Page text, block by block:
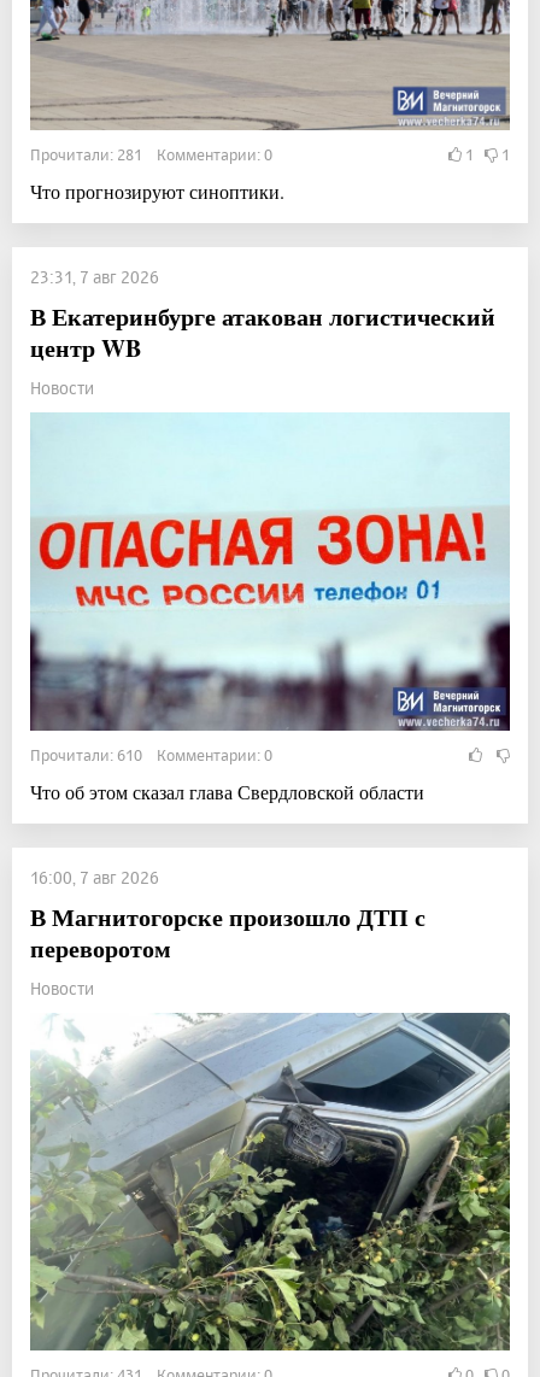
Прочитали: 281 Комментарии: 0 1 1
Что прогнозируют синоптики.
23:31, 7 авг 2026
В Екатеринбурге атакован логистический
центр WB
Новости
Прочитали: 610 Комментарии: 0
Что об этом сказал глава Свердловской области
16:00, 7 авг 2026
В Магнитогорске произошло ДТП с
переворотом
Новости